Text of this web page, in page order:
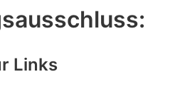
Links